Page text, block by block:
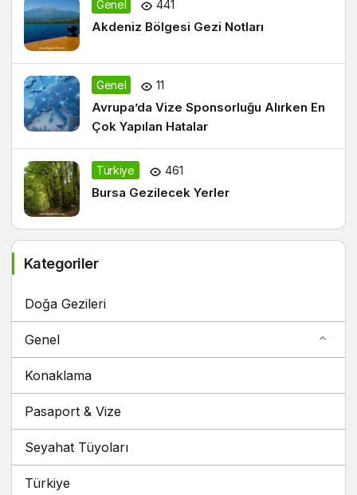
Genel 441
Akdeniz Bölgesi Gezi Notları
Genel 11
Avrupa’da Vize Sponsorluğu Alırken En
Çok Yapılan Hatalar
Türkiye 461
Bursa Gezilecek Yerler
Kategoriler
Doğa Gezileri
Genel
Konaklama
Pasaport & Vize
Seyahat Tüyoları
Türkiye